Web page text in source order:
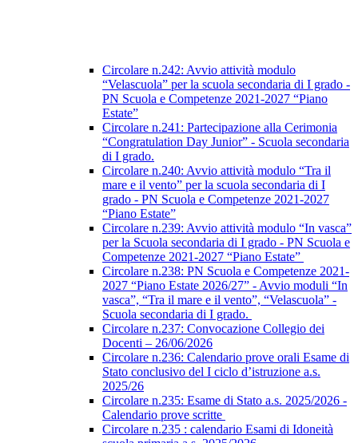
Circolare n.242: Avvio attività modulo
“Velascuola” per la scuola secondaria di I grado -
PN Scuola e Competenze 2021-2027 “Piano
Estate”
Circolare n.241: Partecipazione alla Cerimonia
“Congratulation Day Junior” - Scuola secondaria
di I grado.
Circolare n.240: Avvio attività modulo “Tra il
mare e il vento” per la scuola secondaria di I
grado - PN Scuola e Competenze 2021-2027
“Piano Estate”
Circolare n.239: Avvio attività modulo “In vasca”
per la Scuola secondaria di I grado - PN Scuola e
Competenze 2021-2027 “Piano Estate”
Circolare n.238: PN Scuola e Competenze 2021-
2027 “Piano Estate 2026/27” - Avvio moduli “In
vasca”, “Tra il mare e il vento”, “Velascuola” -
Scuola secondaria di I grado.
Circolare n.237: Convocazione Collegio dei
Docenti – 26/06/2026
Circolare n.236: Calendario prove orali Esame di
Stato conclusivo del I ciclo d’istruzione a.s.
2025/26
Circolare n.235: Esame di Stato a.s. 2025/2026 -
Calendario prove scritte
Circolare n.235 : calendario Esami di Idoneità